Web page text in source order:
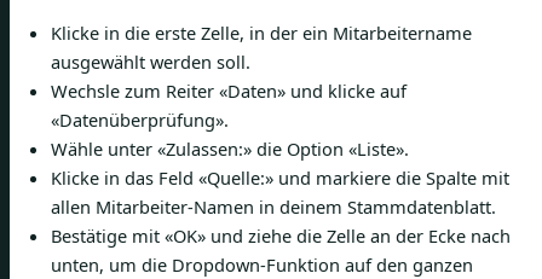
Klicke in die erste Zelle, in der ein Mitarbeitername
ausgewählt werden soll.
Wechsle zum Reiter «Daten» und klicke auf
«Datenüberprüfung».
Wähle unter «Zulassen:» die Option «Liste».
Klicke in das Feld «Quelle:» und markiere die Spalte mit
allen Mitarbeiter-Namen in deinem Stammdatenblatt.
Bestätige mit «OK» und ziehe die Zelle an der Ecke nach
unten, um die Dropdown-Funktion auf den ganzen